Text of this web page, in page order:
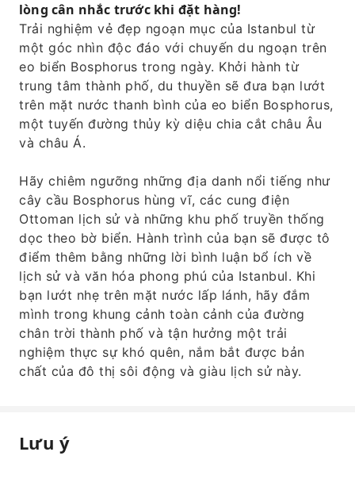
lòng cân nhắc trước khi đặt hàng!
Trải nghiệm vẻ đẹp ngoạn mục của Istanbul từ
một góc nhìn độc đáo với chuyến du ngoạn trên
eo biển Bosphorus trong ngày. Khởi hành từ
trung tâm thành phố, du thuyền sẽ đưa bạn lướt
trên mặt nước thanh bình của eo biển Bosphorus,
một tuyến đường thủy kỳ diệu chia cắt châu Âu
và châu Á.
Hãy chiêm ngưỡng những địa danh nổi tiếng như
cây cầu Bosphorus hùng vĩ, các cung điện
Ottoman lịch sử và những khu phố truyền thống
dọc theo bờ biển. Hành trình của bạn sẽ được tô
điểm thêm bằng những lời bình luận bổ ích về
lịch sử và văn hóa phong phú của Istanbul. Khi
bạn lướt nhẹ trên mặt nước lấp lánh, hãy đắm
mình trong khung cảnh toàn cảnh của đường
chân trời thành phố và tận hưởng một trải
nghiệm thực sự khó quên, nắm bắt được bản
chất của đô thị sôi động và giàu lịch sử này.
Lưu ý